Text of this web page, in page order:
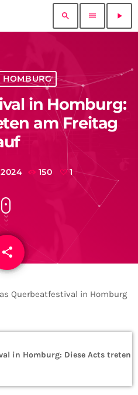
search menu play_arrow
HOMBURG
in Homburg:
am Freitag
150 1
share
email
Querbeatfestival in Homburg